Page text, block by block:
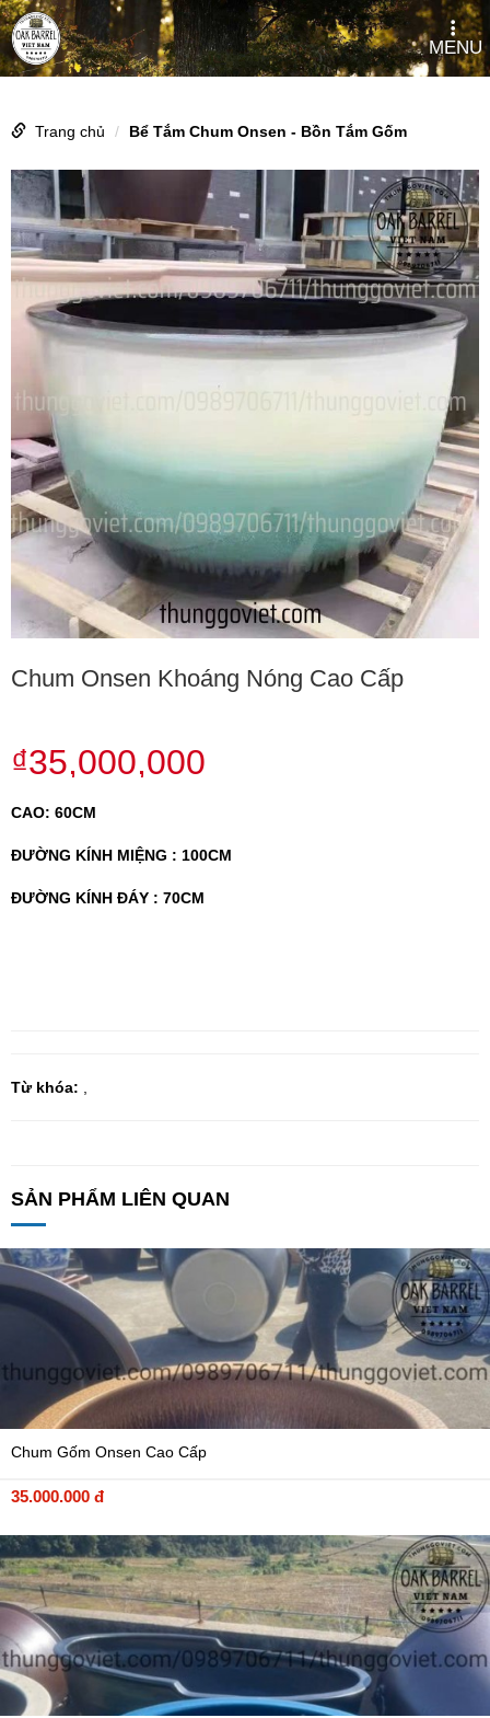
MENU
Trang chủ Bể Tắm Chum Onsen - Bồn Tắm Gốm
Chum Onsen Khoáng Nóng Cao Cấp
₫35,000,000
CAO: 60CM
ĐƯỜNG KÍNH MIỆNG : 100CM
ĐƯỜNG KÍNH ĐÁY : 70CM
Từ khóa:
SẢN PHẨM LIÊN QUAN
Chum Gốm Onsen Cao Cấp
35.000.000 đ